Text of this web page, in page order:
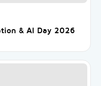
& AI Day 2026